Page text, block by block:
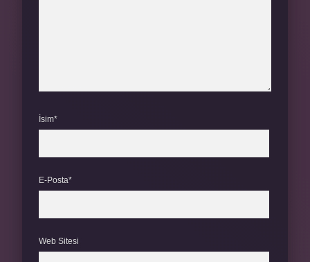
İsim*
E-Posta*
Web Sitesi